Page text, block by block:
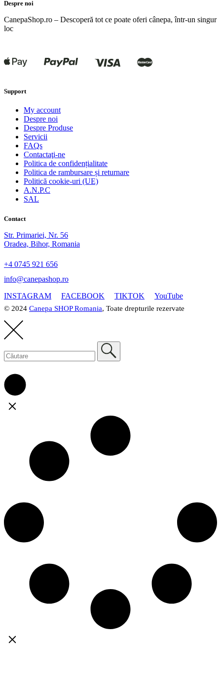
Despre noi
CanepaShop.ro – Descoperă tot ce poate oferi cânepa, într-un singur
loc
Support
My account
Despre noi
Despre Produse
Servicii
FAQs
Contactaţi-ne
Politica de confidențialitate
Politica de rambursare și returnare
Politică cookie-uri (UE)
A.N.P.C
SAL
Contact
Str. Primariei, Nr. 56
Oradea, Bihor, Romania
+4 0745 921 656
info@canepashop.ro
INSTAGRAM
FACEBOOK TIKTOK YouTube
© 2024 Canepa SHOP Romania, Toate drepturile rezervate